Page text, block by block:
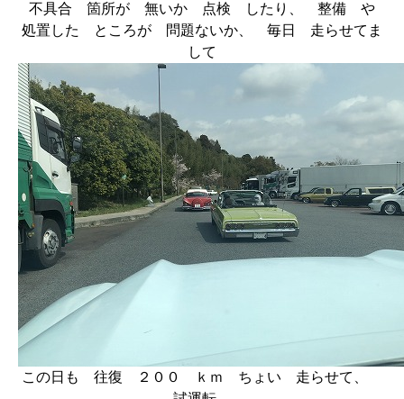
不具合 箇所が 無いか 点検 したり、 整備 や
処置した ところが 問題ないか、 毎日 走らせてま
して
この日も 往復 ２００ ｋｍ ちょい 走らせて、